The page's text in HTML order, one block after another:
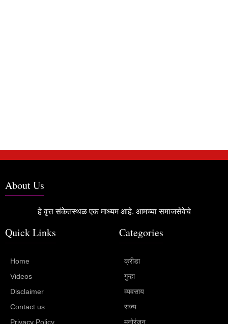
About Us
हे वृत्त संकेतस्थळ एक माध्यम आहे. आमच्या समाजसेवेचे
Quick Links
Home
Videos
Disclaimer
Contact us
Privacy Policy
Categories
क्रीडा
गुन्हा
व्यवसाय
राज्य
मनोरंजन